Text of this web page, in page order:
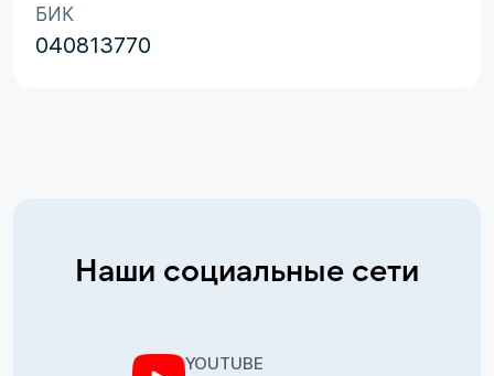
БИК
040813770
Наши социальные сети
YOUTUBE